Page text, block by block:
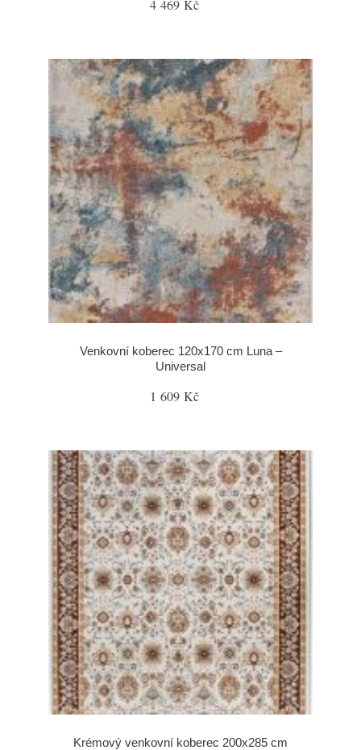
4 469 Kč
Venkovní koberec 120x170 cm Luna –
Universal
1 609 Kč
Krémový venkovní koberec 200x285 cm